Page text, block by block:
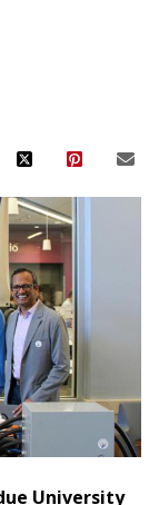
University